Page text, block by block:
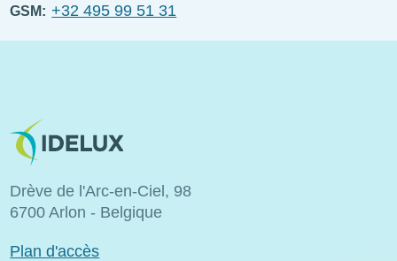
GSM +32 495 99 51 31
Image
Drève de l'Arc-en-Ciel, 98
6700 Arlon - Belgique
Plan d'accès